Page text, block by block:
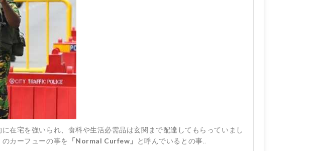
在宅を強いられ、食料や生活必需品は玄関まで配達してもらっていまし
のカーフューの事を 「Normal Curfew」 と呼んでいるとの事..